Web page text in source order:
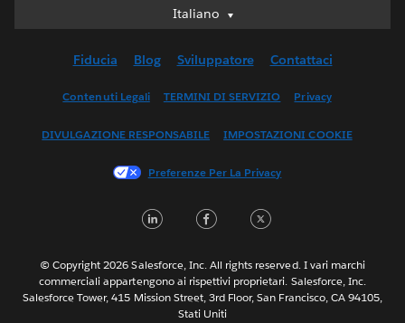
Italiano
Italiano
English (UK)
Français (Canada)
한국어
Português
Svenska
ไทย
Fiducia Blog Sviluppatore Contattaci
Contenuti Legali TERMINI DI SERVIZIO Privacy
DIVULGAZIONE RESPONSABILE IMPOSTAZIONI COOKIE
Preferenze Per La Privacy
LinkedInFacebook
© Copyright 2026 Salesforce, Inc. All rights reserved. I vari marchi
commerciali appartengono ai rispettivi proprietari. Salesforce, Inc.
Salesforce Tower, 415 Mission Street, 3rd Floor, San Francisco, CA 94105,
Stati Uniti